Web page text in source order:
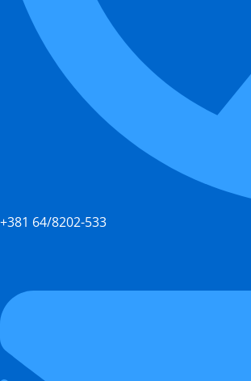
+381 64/8202-533